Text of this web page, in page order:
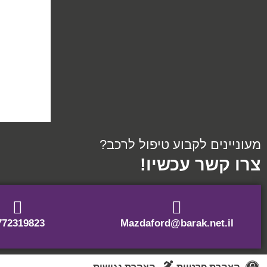
מעוניינים לקבוע טיפול לרכב?
צרו קשר עכשיו!
Mazdaford@barak.net.il